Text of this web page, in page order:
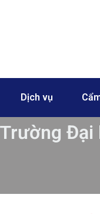
Dịch vụ
Đại